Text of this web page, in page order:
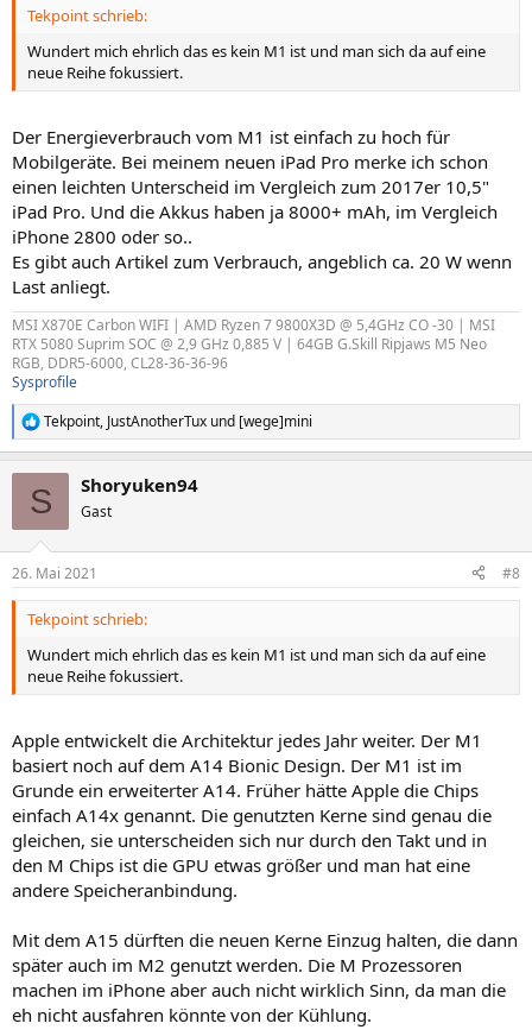
Tekpoint schrieb:
Wundert mich ehrlich das es kein M1 ist und man sich da auf eine
neue Reihe fokussiert.
Der Energieverbrauch vom M1 ist einfach zu hoch für
Mobilgeräte. Bei meinem neuen iPad Pro merke ich schon
einen leichten Unterscheid im Vergleich zum 2017er 10,5"
iPad Pro. Und die Akkus haben ja 8000+ mAh, im Vergleich
iPhone 2800 oder so..
Es gibt auch Artikel zum Verbrauch, angeblich ca. 20 W wenn
Last anliegt.
MSI X870E Carbon WIFI | AMD Ryzen 7 9800X3D @ 5,4GHz CO -30 | MSI
RTX 5080 Suprim SOC @ 2,9 GHz 0,885 V | 64GB G.Skill Ripjaws M5 Neo
RGB, DDR5-6000, CL28-36-36-96
Sysprofile
R
e
e
n
Tekpoint, JustAnotherTux und [wege]mini
S Shoryuken94
Gast
26. Mai 2021 #8
Tekpoint schrieb:
Wundert mich ehrlich das es kein M1 ist und man sich da auf eine
neue Reihe fokussiert.
Apple entwickelt die Architektur jedes Jahr weiter. Der M1
basiert noch auf dem A14 Bionic Design. Der M1 ist im
Grunde ein erweiterter A14. Früher hätte Apple die Chips
einfach A14x genannt. Die genutzten Kerne sind genau die
gleichen, sie unterscheiden sich nur durch den Takt und in
den M Chips ist die GPU etwas größer und man hat eine
andere Speicheranbindung.
Mit dem A15 dürften die neuen Kerne Einzug halten, die dann
später auch im M2 genutzt werden. Die M Prozessoren
machen im iPhone aber auch nicht wirklich Sinn, da man die
eh nicht ausfahren könnte von der Kühlung.